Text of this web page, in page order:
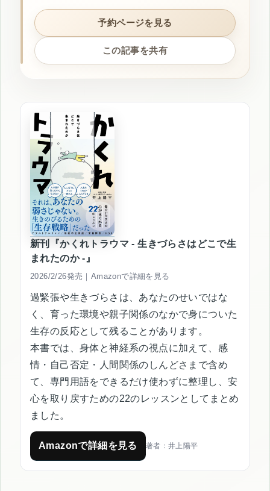
予約ページを見る
この記事を共有
新刊『かくれトラウマ - 生きづらさはどこで生
まれたのか -』
2026/2/26発売｜Amazonで詳細を見る
過緊張や生きづらさは、あなたのせいではな
く、育った環境や親子関係のなかで身についた
生存の反応として残ることがあります。
本書では、身体と神経系の視点に加えて、感
情・自己否定・人間関係のしんどさまで含め
て、専門用語をできるだけ使わずに整理し、安
心を取り戻すための22のレッスンとしてまとめ
ました。
Amazonで詳細を見る 著者：井上陽平